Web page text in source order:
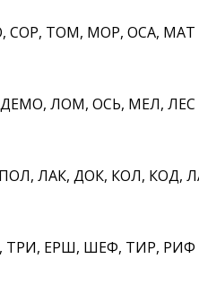
СОР, ТОМ, МОР, ОСА, МАТ
ЛОМ, ОСЬ, МЕЛ, ЛЕС
ЛАК, ДОК, КОЛ, КОД,
ЕРШ, ШЕФ, ТИР, РИФ